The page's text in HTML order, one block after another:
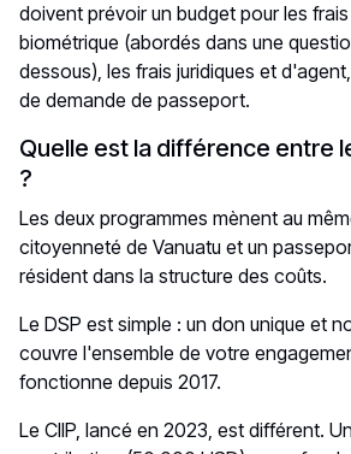
doivent prévoir un budget pour les
biométrique (abordés dans une
dessous), les frais juridiques et
de demande de passeport.
Quelle est la différence entre
?
Les deux programmes mènent au
citoyenneté de Vanuatu et un
résident dans la structure des coûts.
Le DSP est simple : un don unique et
couvre l'ensemble de votre
fonctionne depuis 2017.
Le CIIP, lancé en 2023, est différent.